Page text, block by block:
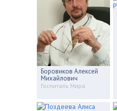
Боровиков Алексей
Михайлович
Госпиталь Мира